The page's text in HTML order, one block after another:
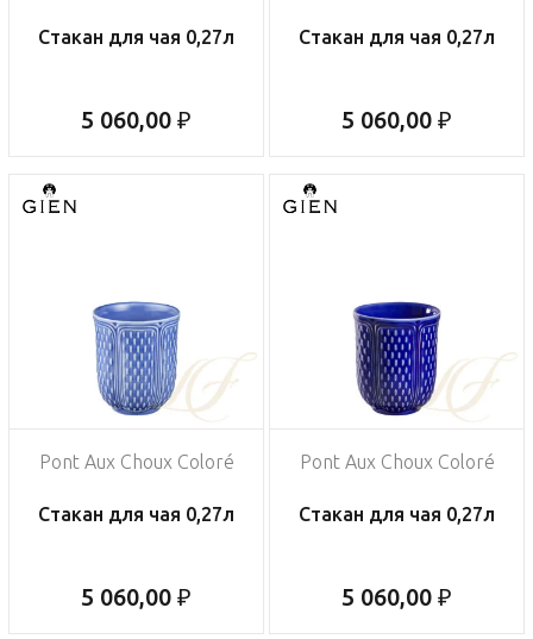
Стакан для чая 0,27л
5 060,00 ₽
Стакан для чая 0,27л
5 060,00 ₽
Pont Aux Choux Coloré
Стакан для чая 0,27л
5 060,00 ₽
Pont Aux Choux Coloré
Стакан для чая 0,27л
5 060,00 ₽